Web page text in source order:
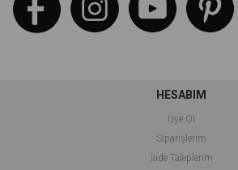
HESABIM
Üye Ol
Siparişlerim
İade Taleplerim